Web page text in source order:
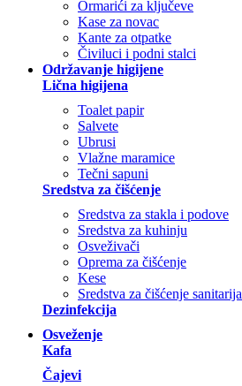
Ormarići za ključeve
Kase za novac
Kante za otpatke
Čiviluci i podni stalci
Održavanje higijene
Lična higijena
Toalet papir
Salvete
Ubrusi
Vlažne maramice
Tečni sapuni
Sredstva za čišćenje
Sredstva za stakla i podove
Sredstva za kuhinju
Osveživači
Oprema za čišćenje
Kese
Sredstva za čišćenje sanitarija
Dezinfekcija
Osveženje
Kafa
Čajevi